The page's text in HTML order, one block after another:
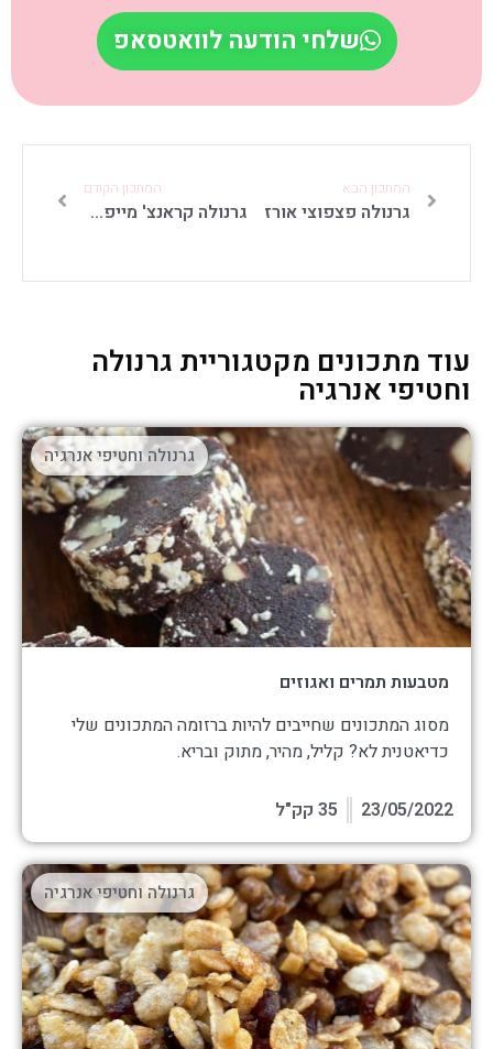
שלחי הודעה לוואטסאפ
המתכון הבא
גרנולה פצפוצי אורז
המתכון הקודם
גרנולה קראנצ' מייפל פקאן
עוד מתכונים מקטגוריית גרנולה
וחטיפי אנרגיה
מטבעות תמרים ואגוזים
מסוג המתכונים שחייבים להיות ברזומה המתכונים שלי
כדיאטנית לא? קליל, מהיר, מתוק ובריא.
גרנולה וחטיפי אנרגיה
23/05/2022 35 קק"ל
גרנולה וחטיפי אנרגיה